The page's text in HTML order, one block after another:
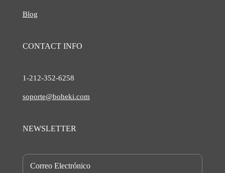
Blog
CONTACT INFO
1-212-352-6258
soporte@boheki.com
NEWSLETTER